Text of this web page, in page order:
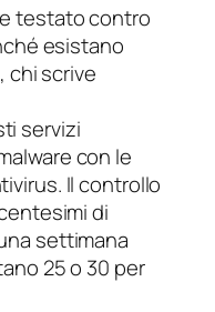
testato contro
esistano
chi scrive
servizi
con le
Il controllo
di
settimana
25 o 30 per